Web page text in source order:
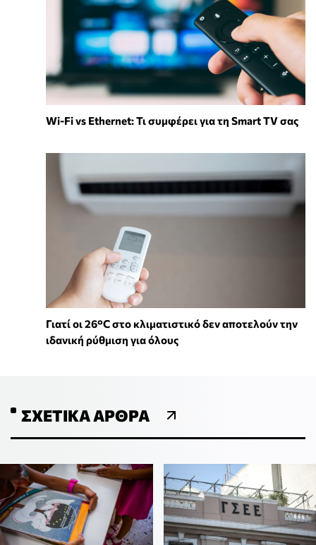
Wi-Fi vs Ethernet: Τι συμφέρει για τη Smart TV σας
Γιατί οι 26°C στο κλιματιστικό δεν αποτελούν την
ιδανική ρύθμιση για όλους
ΣΧΕΤΙΚΆ ΆΡΘΡΑ